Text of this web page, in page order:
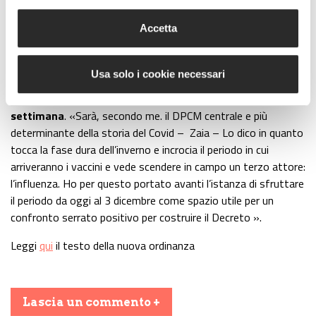
Accetta
Usa solo i cookie necessari
Verso il nuovo DPCM
(gialla, arancione e rossa) per le diverse Regioni, ancor più
attesa c’è per ilnuovo DPCM, atteso per la prossima
settimana. «Sarà, secondo me. il DPCM centrale e più
determinante della storia del Covid – Zaia – Lo dico in quanto
tocca la fase dura dell’inverno e incrocia il periodo in cui
arriveranno i vaccini e vede scendere in campo un terzo attore:
l’influenza. Ho per questo portato avanti l’istanza di sfruttare
il periodo da oggi al 3 dicembre come spazio utile per un
confronto serrato positivo per costruire il Decreto ».
Leggi qui il testo della nuova ordinanza
Lascia un commento +